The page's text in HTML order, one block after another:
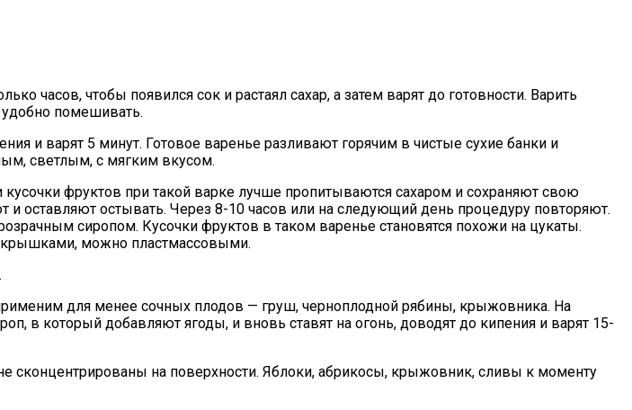
часов, чтобы появился сок и растаял сахар, а затем варят до готовности. Варить
помешивать.
и варят 5 минут. Готовое варенье разливают горячим в чистые сухие банки и
светлым, с мягким вкусом.
фруктов при такой варке лучше пропитываются сахаром и сохраняют свою
оставляют остывать. Через 8-10 часов или на следующий день процедуру повторяют.
сиропом. Кусочки фруктов в таком варенье становятся похожи на цукаты.
крышками, можно пластмассовыми.
для менее сочных плодов — груш, черноплодной рябины, крыжовника. На
в который добавляют ягоды, и вновь ставят на огонь, доводят до кипения и варят 15-
сконцентрированы на поверхности. Яблоки, абрикосы, крыжовник, сливы к моменту